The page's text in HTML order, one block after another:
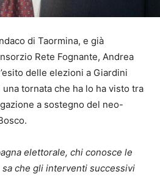
di Taormina, e già
Rete Fognante, Andrea
delle elezioni a Giardini
tornata che ha lo ha visto tra
a sostegno del neo-
elettorale, chi conosce le
che gli interventi successivi